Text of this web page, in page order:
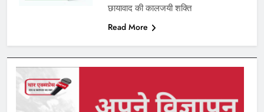
छायावाद की कालजयी शक्ति
Read More